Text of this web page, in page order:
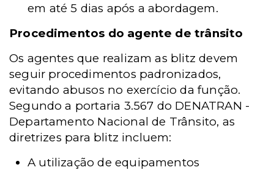
em até 5 dias após a abordagem.
Procedimentos do agente de trânsito
Os agentes que realizam as blitz devem
seguir procedimentos padronizados,
evitando abusos no exercício da função.
Segundo a portaria 3.567 do DENATRAN -
Departamento Nacional de Trânsito, as
diretrizes para blitz incluem:
A utilização de equipamentos